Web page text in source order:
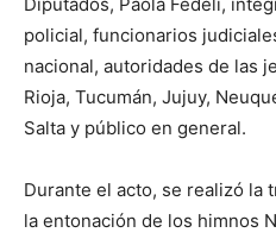
policial, funcionarios
nacional, autoridades de las
Rioja, Tucumán, Jujuy,
Salta y público en general.
Durante el acto, se realizó la
la entonación de los himnos